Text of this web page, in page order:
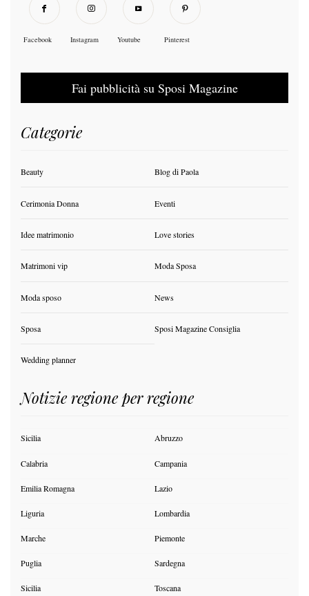
Facebook Instagram Youtube Pinterest
Fai pubblicità su Sposi Magazine
Categorie
Beauty Blog di Paola
Cerimonia Donna Eventi
Idee matrimonio Love stories
Matrimoni vip Moda Sposa
Moda sposo News
Sposa Sposi Magazine Consiglia
Wedding planner
Notizie regione per regione
Sicilia Abruzzo
Calabria Campania
Emilia Romagna Lazio
Liguria Lombardia
Marche Piemonte
Puglia Sardegna
Sicilia Toscana